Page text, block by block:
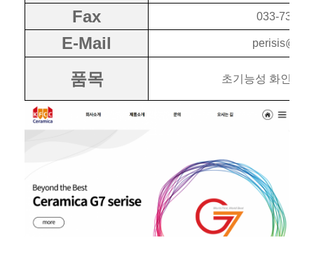
Fax 033-731-
E-Mail
품목 초기능성 화인세